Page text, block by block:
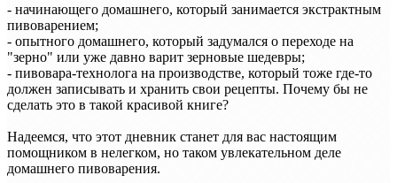
- начинающего домашнего, который занимается экстрактным
пивоварением;
- опытного домашнего, который задумался о переходе на
"зерно" или уже давно варит зерновые шедевры;
- пивовара-технолога на производстве, который тоже где-то
должен записывать и хранить свои рецепты. Почему бы не
сделать это в такой красивой книге?
Надеемся, что этот дневник станет для вас настоящим
помощником в нелегком, но таком увлекательном деле
домашнего пивоварения.